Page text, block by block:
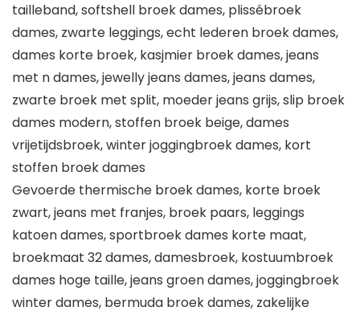
tailleband, softshell broek dames, plissébroek
dames, zwarte leggings, echt lederen broek dames,
dames korte broek, kasjmier broek dames, jeans
met n dames, jewelly jeans dames, jeans dames,
zwarte broek met split, moeder jeans grijs, slip broek
dames modern, stoffen broek beige, dames
vrijetijdsbroek, winter joggingbroek dames, kort
stoffen broek dames
Gevoerde thermische broek dames, korte broek
zwart, jeans met franjes, broek paars, leggings
katoen dames, sportbroek dames korte maat,
broekmaat 32 dames, damesbroek, kostuumbroek
dames hoge taille, jeans groen dames, joggingbroek
winter dames, bermuda broek dames, zakelijke